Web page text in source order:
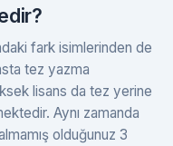
fark isimlerinden de
tez yazma
lisans da tez yerine
Aynı zamanda
olduğunuz 3